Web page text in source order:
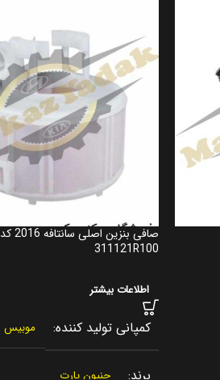
صافی
311121R100
اطلاعات بیشتر
کمپانی تولید کننده موبیس
برند جنیون پارت